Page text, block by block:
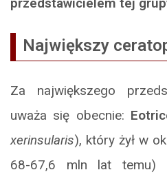
przedstawicielem tej
Największy
Za największego
uważa się obecnie:
xerinsularis), który żył w
68-67,6 mln lat temu)